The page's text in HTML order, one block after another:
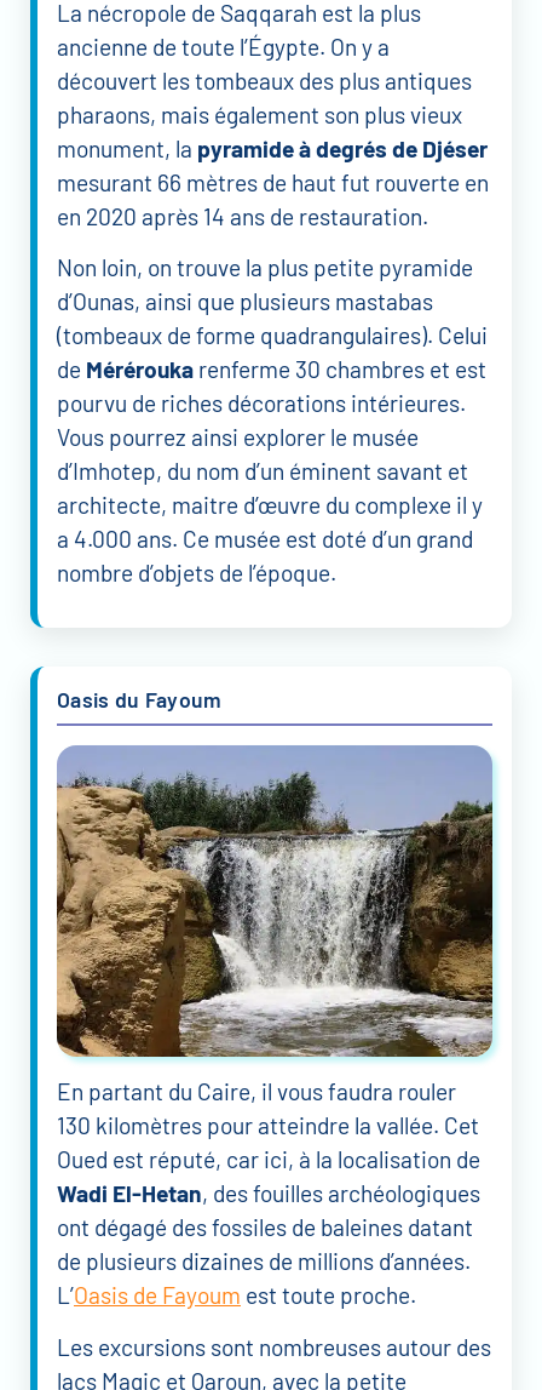
La nécropole de Saqqarah est la plus
ancienne de toute l’Égypte. On y a
découvert les tombeaux des plus antiques
pharaons, mais également son plus vieux
monument, la pyramide à degrés de Djéser
mesurant 66 mètres de haut fut rouverte en
en 2020 après 14 ans de restauration.
Non loin, on trouve la plus petite pyramide
d’Ounas, ainsi que plusieurs mastabas
(tombeaux de forme quadrangulaires). Celui
de Mérérouka renferme 30 chambres et est
pourvu de riches décorations intérieures.
Vous pourrez ainsi explorer le musée
d’Imhotep, du nom d’un éminent savant et
architecte, maitre d’œuvre du complexe il y
a 4.000 ans. Ce musée est doté d’un grand
nombre d’objets de l’époque.
Oasis du Fayoum
En partant du Caire, il vous faudra rouler
130 kilomètres pour atteindre la vallée. Cet
Oued est réputé, car ici, à la localisation de
Wadi El-Hetan, des fouilles archéologiques
ont dégagé des fossiles de baleines datant
de plusieurs dizaines de millions d’années.
L’Oasis de Fayoum est toute proche.
Les excursions sont nombreuses autour des
lacs Magic et Qaroun, avec la petite